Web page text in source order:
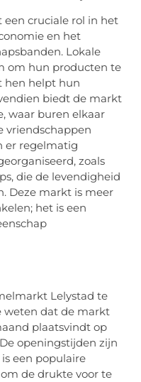
cruciale rol in het
en het
Lokale
om hun producten te
hen helpt hun
biedt de markt
waar buren elkaar
vriendschappen
er regelmatig
zoals
die de levendigheid
Deze markt is meer
het is een
Lelystad te
weten dat de markt
plaatsvindt op
openingstijden zijn
een populaire
de drukte voor te